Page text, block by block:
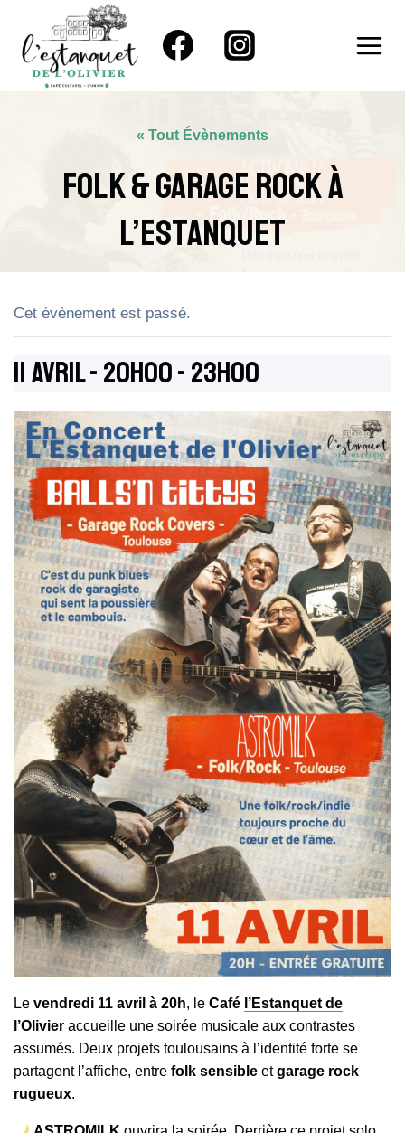
contenu
« Tout Évènements
Folk & Garage Rock À
L’Estanquet
Cet évènement est passé.
11 Avril - 20h00- 23h00
Le vendredi 11 avril à 20h, le Café l’Estanquet de
l’Olivieraccueille une soirée musicale aux contrastes
assumés. Deux projets toulousains à l’identité forte se
partagent l’affiche, entre folk sensibleetgarage rock
rugueux.